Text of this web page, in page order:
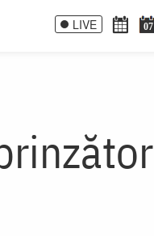
LIVE 07